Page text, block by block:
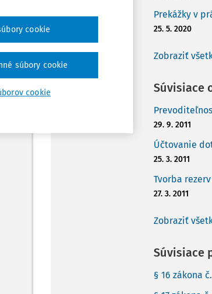
sa
Prekážky v
25. 5. 2020
Zobraziť
Súvisiace
29. 9. 2011
Účtovanie
25. 3. 2011
Tvorba
27. 3. 2011
Zobraziť
Súvisiace
§ 16 zákona
cookie
súbory cookie
cookie